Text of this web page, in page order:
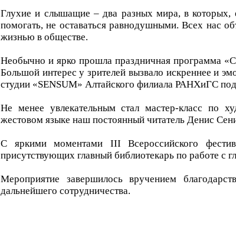
Глухие и слышащие – два разных мира, в которых,
помогать, не оставаться равнодушными. Всех нас
жизнью в обществе.
Необычно и ярко прошла праздничная программа
Большой интерес у зрителей вызвало искреннее и
студии «SENSUM» Алтайского филиала РАНХиГС
Не менее увлекательным стал мастер-класс по
жестовом языке наш постоянный читатель Денис
С яркими моментами III Всероссийского
присутствующих главный библиотекарь по работе с
Мероприятие завершилось вручением
дальнейшего сотрудничества.